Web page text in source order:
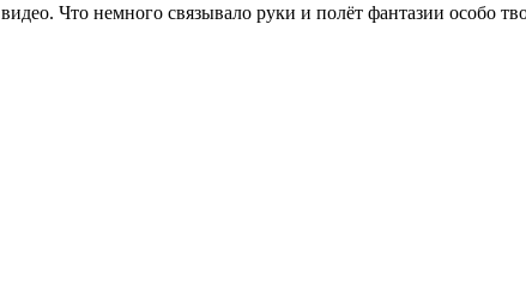
Что немного связывало руки и полёт фантазии особо